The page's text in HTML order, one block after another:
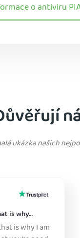
o antiviru
ukázka našich
is why…
is why I am